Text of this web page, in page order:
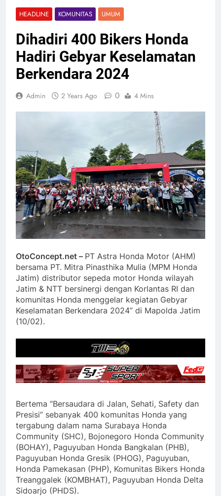
HEADLINE KOMUNITAS UMUM
Dihadiri 400 Bikers Honda
Hadiri Gebyar Keselamatan
Berkendara 2024
Admin 2 Years Ago 0 4 Mins
OtoConcept.net – PT Astra Honda Motor (AHM)
bersama PT. Mitra Pinasthika Mulia (MPM Honda
Jatim) distributor sepeda motor Honda wilayah
Jatim & NTT bersinergi dengan Korlantas RI dan
komunitas Honda menggelar kegiatan Gebyar
Keselamatan Berkendara 2024” di Mapolda Jatim
(10/02).
Bertema “Bersaudara di Jalan, Sehati, Safety dan
Presisi” sebanyak 400 komunitas Honda yang
tergabung dalam nama Surabaya Honda
Community (SHC), Bojonegoro Honda Community
(BOHAY), Paguyuban Honda Bangkalan (PHB),
Paguyuban Honda Gresik (PHOG), Paguyuban,
Honda Pamekasan (PHP), Komunitas Bikers Honda
Treanggalek (KOMBHAT), Paguyuban Honda Delta
Sidoarjo (PHDS).